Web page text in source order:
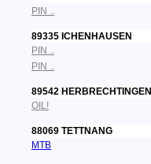
PIN ..
89335 ICHENHAUSEN
PIN ..
PIN ..
89542 HERBRECHTINGEN
OIL!
88069 TETTNANG
MTB